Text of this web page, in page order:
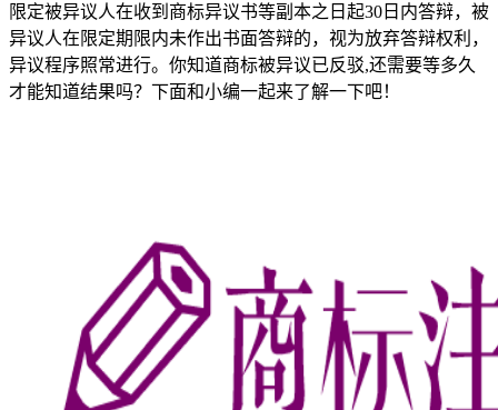
限定被异议人在收到商标异议书等副本之日起30日内答辩，被
异议人在限定期限内未作出书面答辩的，视为放弃答辩权利，
异议程序照常进行。你知道商标被异议已反驳,还需要等多久
才能知道结果吗？下面和小编一起来了解一下吧！